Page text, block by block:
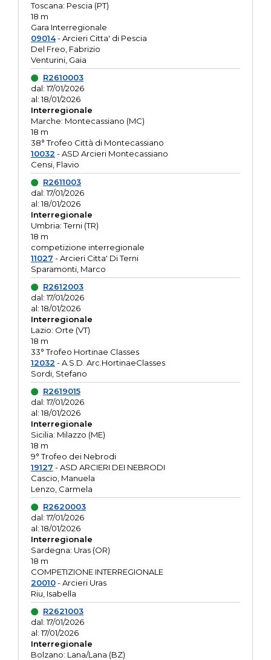
Toscana: Pescia (PT)
18 m
Gara Interregionale
09014- Arcieri Citta' di Pescia
Del Freo, Fabrizio
Venturini, Gaia
R2610003
dal: 17/01/2026
al: 18/01/2026
Interregionale
Marche: Montecassiano (MC)
18 m
38° Trofeo Città di Montecassiano
10032 - ASD Arcieri Montecassiano
Censi, Flavio
R2611003
dal: 17/01/2026
al: 18/01/2026
Interregionale
Umbria: Terni (TR)
18 m
competizione interregionale
11027 - Arcieri Citta' Di Terni
Sparamonti, Marco
R2612003
dal: 17/01/2026
al: 18/01/2026
Interregionale
Lazio: Orte (VT)
18 m
33° Trofeo Hortinae Classes
12032 - A.S.D. Arc.HortinaeClasses
Sordi, Stefano
R2619015
dal: 17/01/2026
al: 18/01/2026
Interregionale
Sicilia: Milazzo (ME)
18 m
9° Trofeo dei Nebrodi
19127 - ASD ARCIERI DEI NEBRODI
Cascio, Manuela
Lenzo, Carmela
R2620003
dal: 17/01/2026
al: 18/01/2026
Interregionale
Sardegna: Uras (OR)
18 m
COMPETIZIONE INTERREGIONALE
20010- Arcieri Uras
Riu, Isabella
R2621003
dal: 17/01/2026
al: 17/01/2026
Interregionale
Bolzano: Lana/Lana (BZ)